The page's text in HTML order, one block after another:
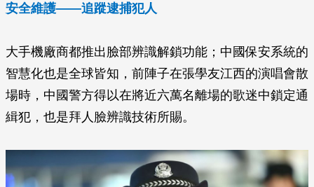
安全維護——追蹤逮捕犯人
大手機廠商都推出臉部辨識解鎖功能；中國保安系統的
智慧化也是全球皆知，前陣子在張學友江西的演唱會散
場時，中國警方得以在將近六萬名離場的歌迷中鎖定通
緝犯，也是拜人臉辨識技術所賜。